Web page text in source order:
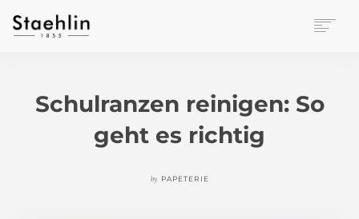
BÜROWELT
Schulranzen reinigen: So
geht es richtig
by PAPETERIE